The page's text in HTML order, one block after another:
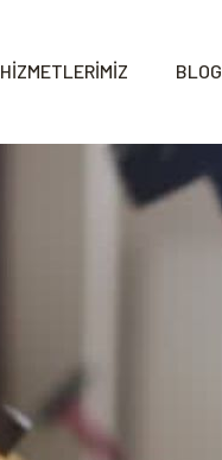
HİZMETLERİMİZ BLOG